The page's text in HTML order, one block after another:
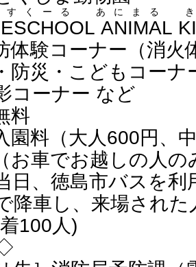
ANIMAL
くーる あにまる き
体験コーナー（消
防災・こどもコーナ
コーナー など
料
園料（大人600円、
お車でお越しの人の
日、徳島市バスを
降車し、来場され
100人)